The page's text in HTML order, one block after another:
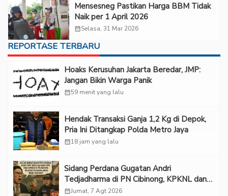
Mensesneg Pastikan Harga BBM Tidak
Naik per 1 April 2026
calendar_monthSelasa, 31 Mar 2026
REPORTASE TERBARU
Hoaks Kerusuhan Jakarta Beredar, JMP:
Jangan Bikin Warga Panik
calendar_month59 menit yang lalu
Hendak Transaksi Ganja 1,2 Kg di Depok,
Pria Ini Ditangkap Polda Metro Jaya
calendar_month18 jam yang lalu
Sidang Perdana Gugatan Andri
Tedjadharma di PN Cibinong, KPKNL dan
PUPN Mangkir
calendar_monthJumat, 7 Agt 2026